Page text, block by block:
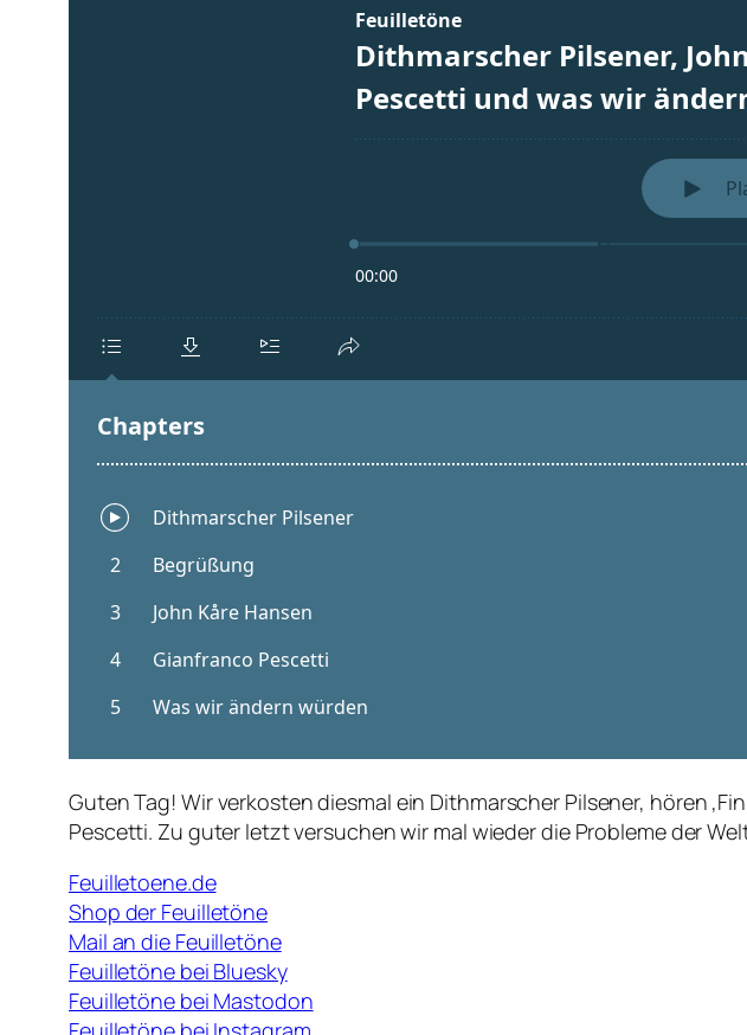
Guten Tag! Wir verkosten diesmal ein Dithmarscher Pilsener, hören
Pescetti. Zu guter letzt versuchen wir mal wieder die Probleme der
Feuilletoene.de
Shop der Feuilletöne
Mail an die Feuilletöne
Feuilletöne bei Bluesky
Feuilletöne bei Mastodon